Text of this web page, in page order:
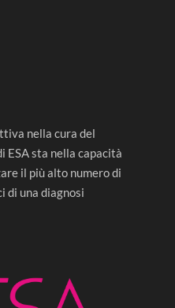
nella cura del
ESA sta nella capacità
il più alto numero di
di una diagnosi